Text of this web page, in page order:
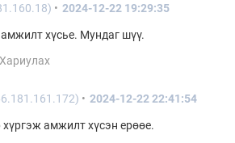
2024-12-22 19:29:35
амжилт хүсье. Мундаг шүү.
Хариулах
2024-12-22 22:41:54
хүргэж амжилт хүсэн ерөөе.